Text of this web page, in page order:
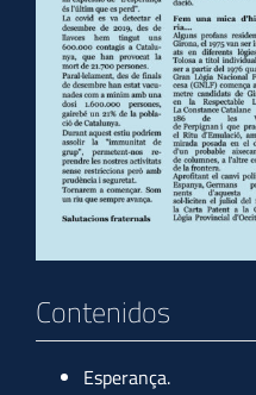
Contenidos
Esperança.